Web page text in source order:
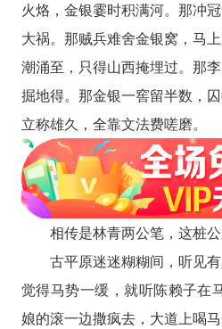
火烙，金银霎时积满河。那冲
大祸。那贼兵难舍金银窝，马
潮涌至，只得山西掩埋过。那
掘地得。那金银一窖留半数，
立称雄久，全靠文法费嗟磨。
相传是林青两公笔，这桩
古平原迷迷糊糊间，听见
觉得马势一缓，就听陈赖子在
娘的滚一边撒疯去，大道上喝